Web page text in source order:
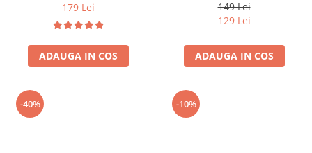
179 Lei
ADAUGA IN COS
149 Lei
129 Lei
ADAUGA IN COS
-40% -10%